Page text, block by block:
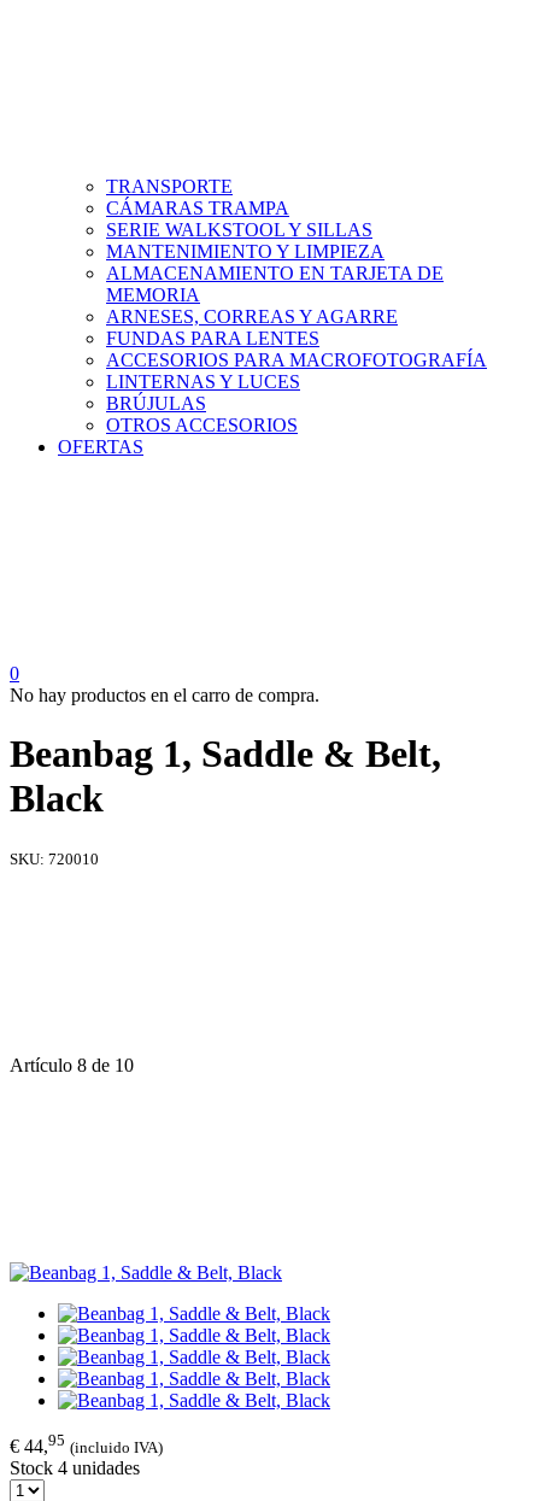
TRANSPORTE
CÁMARAS TRAMPA
SERIE WALKSTOOL Y SILLAS
MANTENIMIENTO Y LIMPIEZA
ALMACENAMIENTO EN TARJETA DE
MEMORIA
ARNESES, CORREAS Y AGARRE
FUNDAS PARA LENTES
ACCESORIOS PARA MACROFOTOGRAFÍA
LINTERNAS Y LUCES
BRÚJULAS
OTROS ACCESORIOS
OFERTAS
0
No hay productos en el carro de compra.
Beanbag 1, Saddle & Belt,
Black
SKU: 720010
Artículo 8 de 10
€ 44,95 (incluido IVA)
Stock 4 unidades